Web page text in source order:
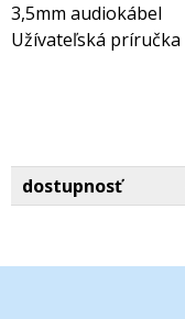
3,5mm audiokábel
Užívateľská príručka
dostupnosť